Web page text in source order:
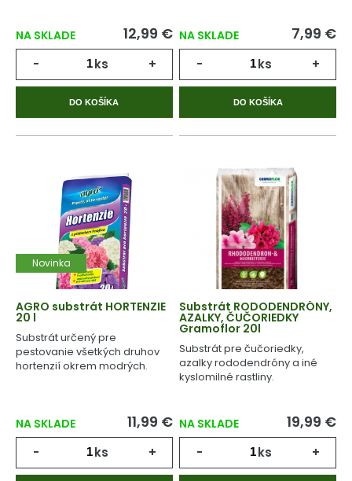
NA SKLADE 12,99 €
- ks +
DO KOŠÍKA
NA SKLADE 7,99 €
- ks +
DO KOŠÍKA
Novinka
AGRO substrát HORTENZIE
20 l
Substrát určený pre
pestovanie všetkých druhov
hortenzií okrem modrých.
NA SKLADE 11,99 €
- ks +
Substrát RODODENDRÓNY,
AZALKY, ČUČORIEDKY
Gramoflor 20l
Substrát pre čučoriedky,
azalky rododendróny a iné
kyslomilné rastliny.
NA SKLADE 19,99 €
- ks +